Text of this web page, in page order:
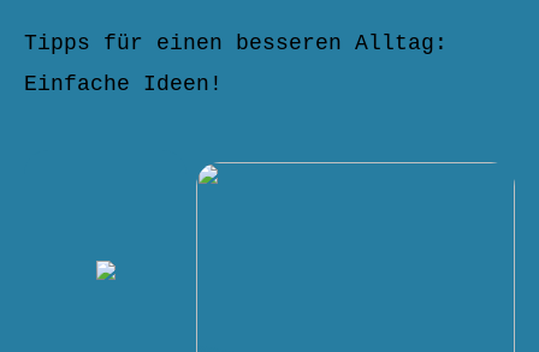
Tipps für einen besseren Alltag:
Einfache Ideen!